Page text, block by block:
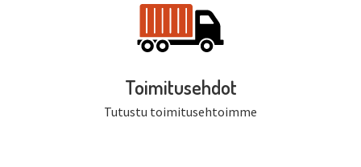
Toimitusehdot
Tutustu toimitusehtoimme